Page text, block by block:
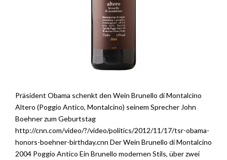
Präsident Obama schenkt den Wein Brunello di Montalcino
Altero (Poggio Antico, Montalcino) seinem Sprecher John
Boehner zum Geburtstag
http://cnn.com/video/?/video/politics/2012/11/17/tsr-obama-
honors-boehner-birthday.cnn Der Wein Brunello di Montalcino
2004 Poggio Antico Ein Brunello modernen Stils, über zwei